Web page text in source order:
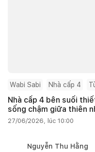
Wabi Sabi Nhà cấp 4
Nhà cấp 4 bên suối
sống chậm giữa thiên
27/06/2026, lúc 10:00
Nguyễn Thu Hằng